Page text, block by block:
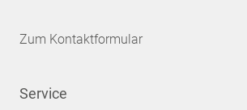
Zum Kontaktformular
Service